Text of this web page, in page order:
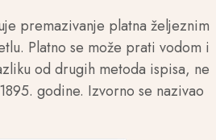
premazivanje platna željeznim
Platno se može prati vodom i
od drugih metoda ispisa, ne
godine. Izvorno se nazivao